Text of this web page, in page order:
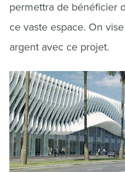
permettra de bénéficier
ce vaste espace. On
argent avec ce projet.